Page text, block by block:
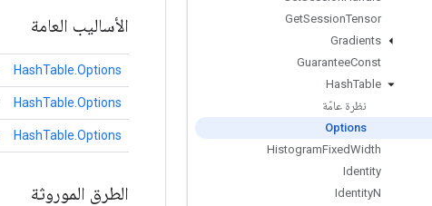
GetSessionTensor
Gradients
GuaranteeConst
HashTable
نظرة عامّة
Options
HistogramFixedWidth
Identity
IdentityN
الأساليب العامة
HashTable.Options
HashTable.Options
HashTable.Options
الطرق الموروثة